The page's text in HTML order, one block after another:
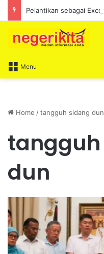
Menu
Home /tangguh sidang dun
dun